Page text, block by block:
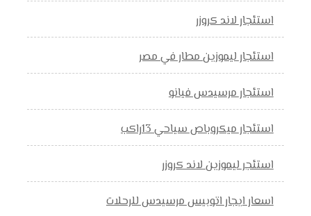
استئجار لاند كروزر
استئجار ليموزين مطار في مصر
استئجار مرسيدس فيانو
استئجار ميكروباص سياحي 13راكب
استئجر ليموزين لاند كروزر
اسعار ايجار اتوبيس مرسيدس للرحلات